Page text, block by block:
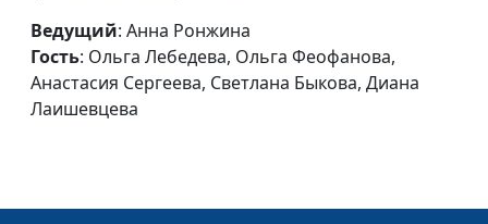
Светлана Доманская,
Ольга Паршакова,
Светлана Быкова,
Ольга Феофанова, Ольга
Ведущий: Анна Ронжина
Гость: Ольга Лебедева, Ольга Феофанова,
Анастасия Сергеева, Светлана Быкова, Диана
Лаишевцева